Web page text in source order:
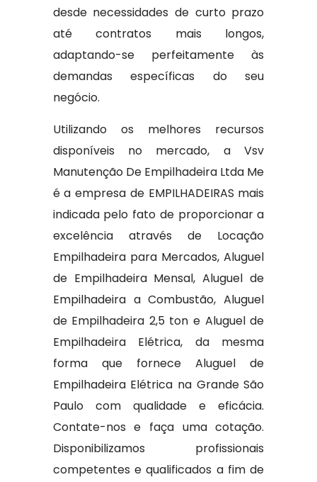
desde necessidades de curto prazo
até contratos mais longos,
adaptando-se perfeitamente às
demandas específicas do seu
negócio.
Utilizando os melhores recursos
disponíveis no mercado, a Vsv
Manutenção De Empilhadeira Ltda Me
é a empresa de EMPILHADEIRAS mais
indicada pelo fato de proporcionar a
excelência através de Locação
Empilhadeira para Mercados, Aluguel
de Empilhadeira Mensal, Aluguel de
Empilhadeira a Combustão, Aluguel
de Empilhadeira 2,5 ton e Aluguel de
Empilhadeira Elétrica, da mesma
forma que fornece Aluguel de
Empilhadeira Elétrica na Grande São
Paulo com qualidade e eficácia.
Contate-nos e faça uma cotação.
Disponibilizamos profissionais
competentes e qualificados a fim de